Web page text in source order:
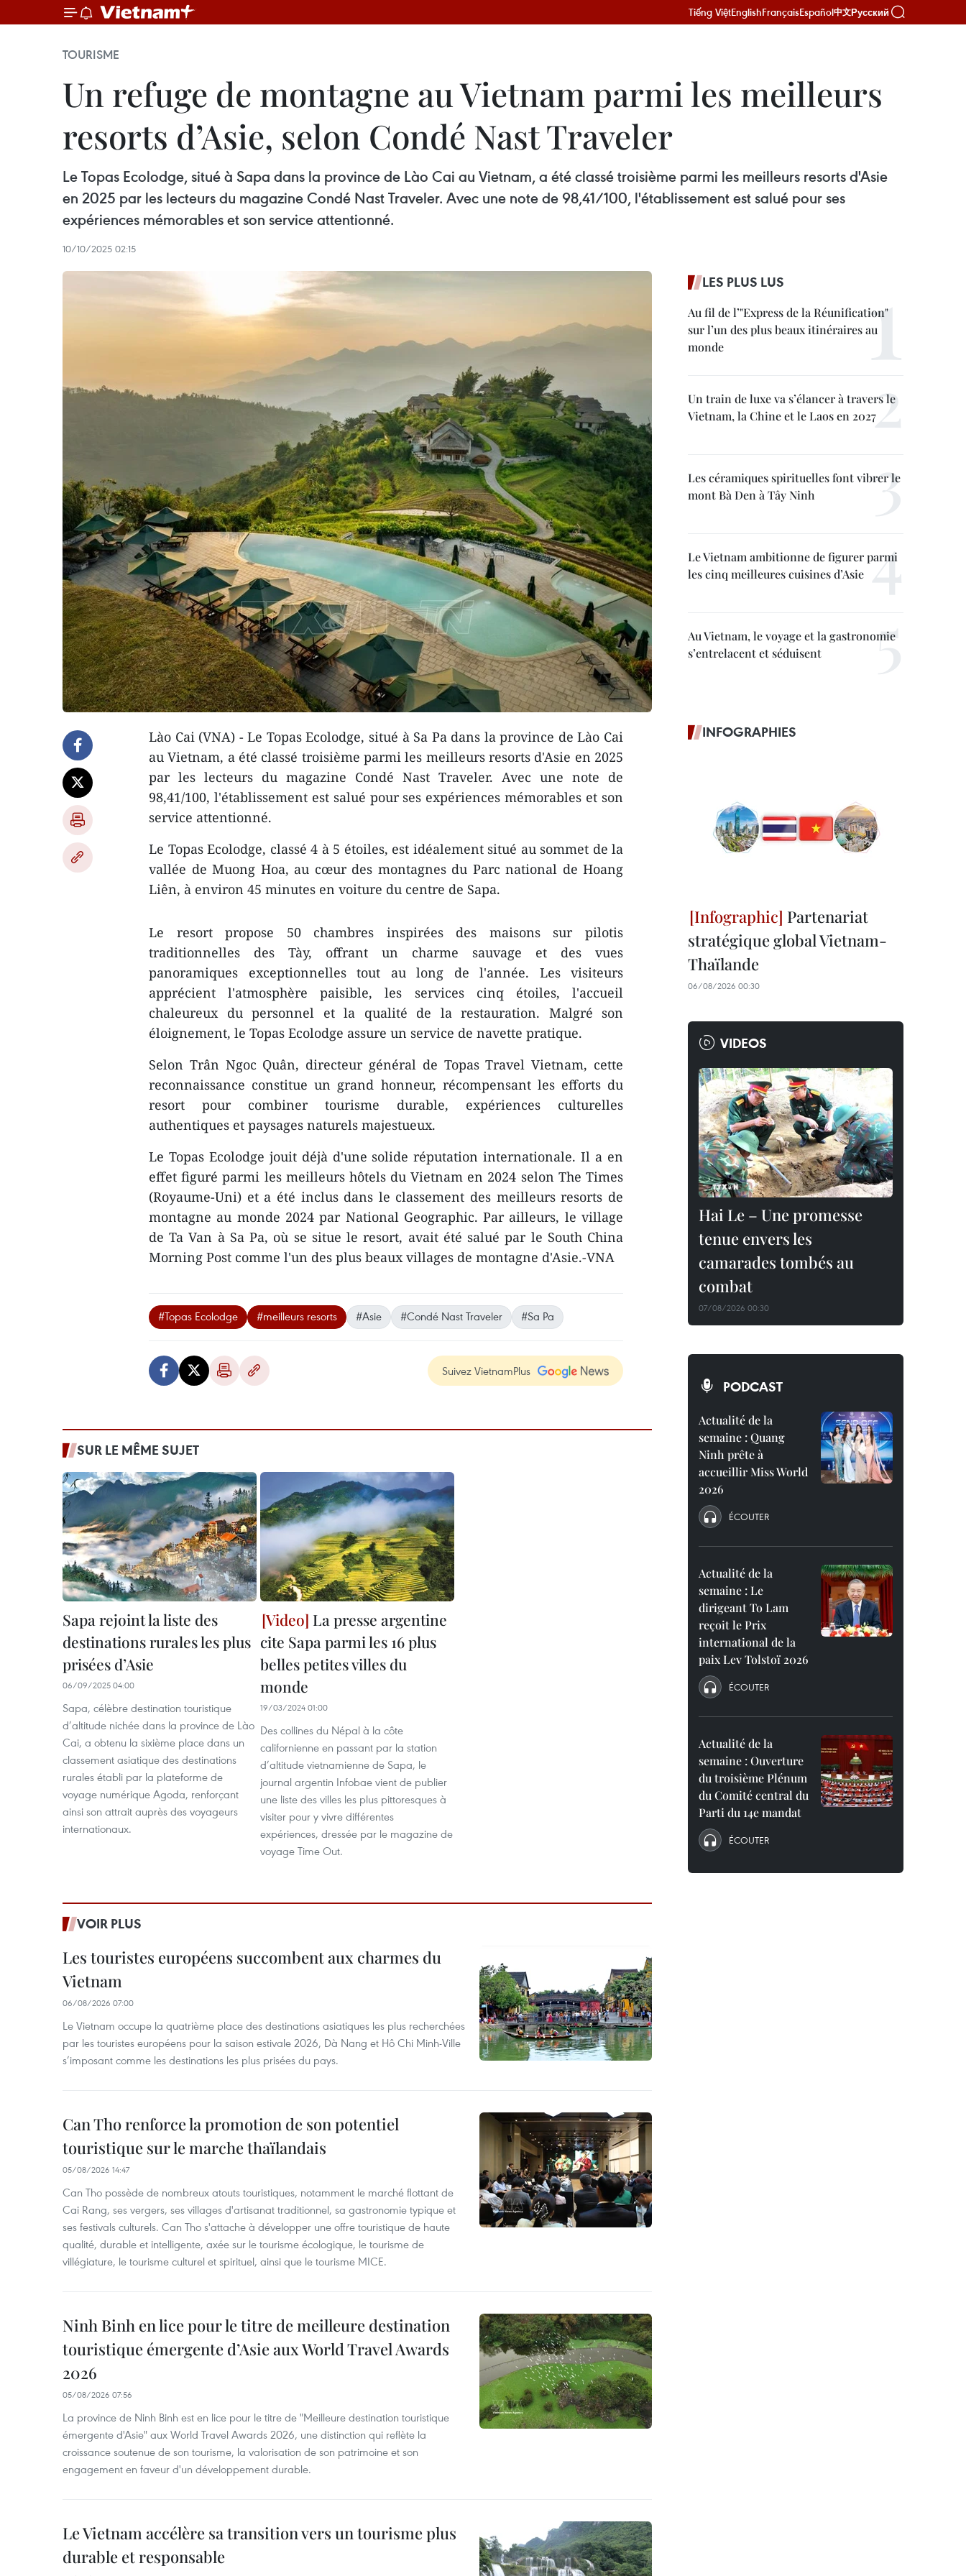
Tiếng ViệtEnglishFrançaisEspañol中文Русский
TOURISME
Un refuge de montagne au Vietnam parmi les meilleurs
resorts d’Asie, selon Condé Nast Traveler
Le Topas Ecolodge, situé à Sapa dans la province de Lào Cai au Vietnam, a été classé troisième parmi les meilleurs resorts d'Asie
en 2025 par les lecteurs du magazine Condé Nast Traveler. Avec une note de 98,41/100, l'établissement est salué pour ses
expériences mémorables et son service attentionné.
10/10/2025 02:15
Lào Cai (VNA) - Le Topas Ecolodge, situé à Sa Pa dans la province de Lào Cai
au Vietnam, a été classé troisième parmi les meilleurs resorts d'Asie en 2025
par les lecteurs du magazine Condé Nast Traveler. Avec une note de
98,41/100, l'établissement est salué pour ses expériences mémorables et son
service attentionné.
Le Topas Ecolodge, classé 4 à 5 étoiles, est idéalement situé au sommet de la
vallée de Muong Hoa, au cœur des montagnes du Parc national de Hoang
Liên, à environ 45 minutes en voiture du centre de Sapa.
Le resort propose 50 chambres inspirées des maisons sur pilotis
traditionnelles des Tày, offrant un charme sauvage et des vues
panoramiques exceptionnelles tout au long de l'année. Les visiteurs
apprécient l'atmosphère paisible, les services cinq étoiles, l'accueil
chaleureux du personnel et la qualité de la restauration. Malgré son
éloignement, le Topas Ecolodge assure un service de navette pratique.
Selon Trân Ngoc Quân, directeur général de Topas Travel Vietnam, cette
reconnaissance constitue un grand honneur, récompensant les efforts du
resort pour combiner tourisme durable, expériences culturelles
authentiques et paysages naturels majestueux.
Le Topas Ecolodge jouit déjà d'une solide réputation internationale. Il a en
effet figuré parmi les meilleurs hôtels du Vietnam en 2024 selon The Times
(Royaume-Uni) et a été inclus dans le classement des meilleurs resorts de
montagne au monde 2024 par National Geographic. Par ailleurs, le village
de Ta Van à Sa Pa, où se situe le resort, avait été salué par le South China
Morning Post comme l'un des plus beaux villages de montagne d'Asie.-VNA
#Topas Ecolodge #meilleurs resorts #Asie #Condé Nast Traveler #Sa Pa
Suivez VietnamPlus
SUR LE MÊME SUJET
Sapa rejoint la liste des
destinations rurales les plus
prisées d’Asie
06/09/2025 04:00
Sapa, célèbre destination touristique
d’altitude nichée dans la province de Lào
Cai, a obtenu la sixième place dans un
classement asiatique des destinations
rurales établi par la plateforme de
voyage numérique Agoda, renforçant
ainsi son attrait auprès des voyageurs
internationaux.
La presse argentine
cite Sapa parmi les 16 plus
belles petites villes du
monde
19/03/2024 01:00
Des collines du Népal à la côte
californienne en passant par la station
d’altitude vietnamienne de Sapa, le
journal argentin Infobae vient de publier
une liste des villes les plus pittoresques à
visiter pour y vivre différentes
expériences, dressée par le magazine de
voyage Time Out.
VOIR PLUS
Les touristes européens succombent aux charmes du
Vietnam
06/08/2026 07:00
Le Vietnam occupe la quatrième place des destinations asiatiques les plus recherchées
par les touristes européens pour la saison estivale 2026, Dà Nang et Hô Chi Minh-Ville
s’imposant comme les destinations les plus prisées du pays.
Can Tho renforce la promotion de son potentiel
touristique sur le marche thaïlandais
05/08/2026 14:47
Can Tho possède de nombreux atouts touristiques, notamment le marché flottant de
Cai Rang, ses vergers, ses villages d'artisanat traditionnel, sa gastronomie typique et
ses festivals culturels. Can Tho s'attache à développer une offre touristique de haute
qualité, durable et intelligente, axée sur le tourisme écologique, le tourisme de
villégiature, le tourisme culturel et spirituel, ainsi que le tourisme MICE.
Ninh Binh en lice pour le titre de meilleure destination
touristique émergente d’Asie aux World Travel Awards
2026
05/08/2026 07:56
La province de Ninh Binh est en lice pour le titre de "Meilleure destination touristique
émergente d'Asie" aux World Travel Awards 2026, une distinction qui reflète la
croissance soutenue de son tourisme, la valorisation de son patrimoine et son
engagement en faveur d'un développement durable.
Le Vietnam accélère sa transition vers un tourisme plus
durable et responsable
LES PLUS LUS
Au fil de l’"Express de la Réunification"
sur l’un des plus beaux itinéraires au
monde
Un train de luxe va s’élancer à travers le
Vietnam, la Chine et le Laos en 2027
Les céramiques spirituelles font vibrer le
mont Bà Den à Tây Ninh
Le Vietnam ambitionne de figurer parmi
les cinq meilleures cuisines d’Asie
Au Vietnam, le voyage et la gastronomie
s’entrelacent et séduisent
INFOGRAPHIES
Partenariat
stratégique global Vietnam-
Thaïlande
06/08/2026 00:30
VIDEOS
Hai Le – Une promesse
tenue envers les
camarades tombés au
combat
07/08/2026 00:30
PODCAST
Actualité de la
semaine : Quang
Ninh prête à
accueillir Miss World
2026
ÉCOUTER
Actualité de la
semaine : Le
dirigeant To Lam
reçoit le Prix
international de la
paix Lev Tolstoï 2026
ÉCOUTER
Actualité de la
semaine : Ouverture
du troisième Plénum
du Comité central du
Parti du 14e mandat
ÉCOUTER